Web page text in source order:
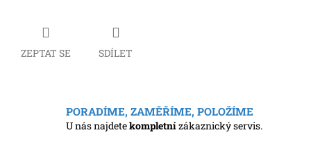
ZEPTAT SE SDÍLET
PORADÍME, ZAMĚŘÍME, POLOŽÍME
U nás najdetekompletnízákaznický servis.